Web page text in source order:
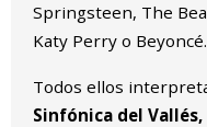
Springsteen, The
Katy Perry o Beyoncé.
Todos ellos
Sinfónica del Vallés,